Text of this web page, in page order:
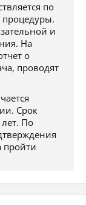
по
процедуры.
и
На
о
проводят
Срок
лет. По
пройти